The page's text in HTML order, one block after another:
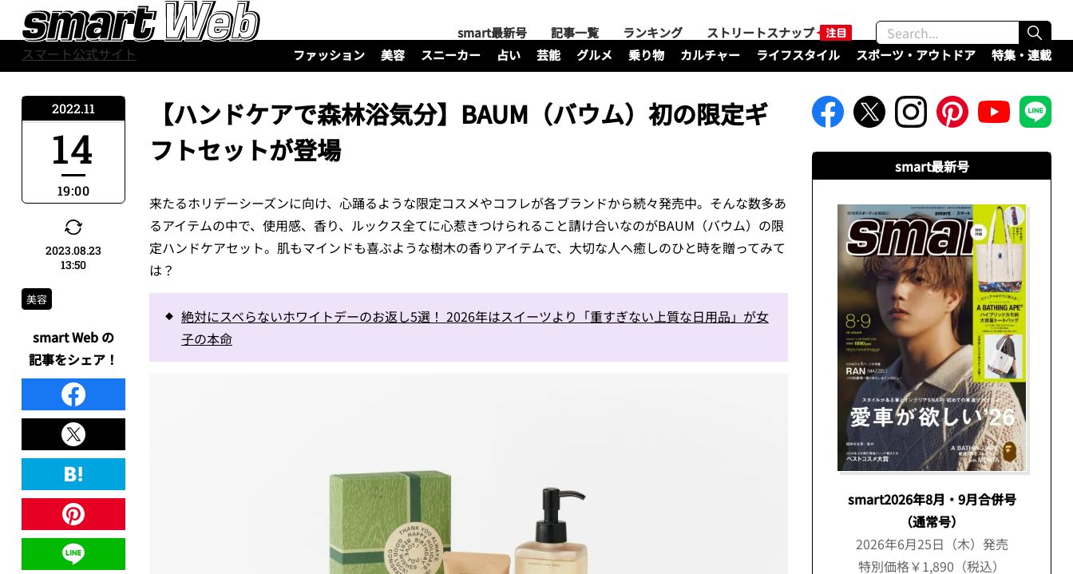
スマート公式サイト
smart最新号 記事一覧 ランキング
ストリートスナップ
ファッション
美容 スニーカー 占い 芸能 グルメ 乗り物 カルチャー ライフスタイル スポーツ・アウトドア 特集・連載
【ハンドケアで森林浴気分】BAUM（バウム）初の限定ギ
フトセットが登場
来たるホリデーシーズンに向け、心踊るような限定コスメやコフレが各ブランドから続々発売中。そんな数多あ
るアイテムの中で、使用感、香り、ルックス全てに心惹きつけられること請け合いなのがBAUM（バウム）の限
定ハンドケアセット。肌もマインドも喜ぶような樹木の香りアイテムで、大切な人へ癒しのひと時を贈ってみて
は？
絶対にスベらないホワイトデーのお返し5選！ 2026年はスイーツより「重すぎない上質な日用品」が女
子の本命
2022.11
14
19:00
2023.08.23
13:50
美容
smart Web の
記事をシェア！
smart最新号
smart2026年8月・9月合併号
（通常号）
2026年6月25日（木）発売
特別価格￥1,890（税込）